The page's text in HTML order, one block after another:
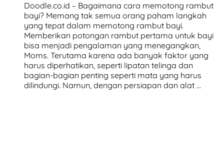
Doodle.co.id – Bagaimana cara memotong rambut
bayi? Memang tak semua orang paham langkah
yang tepat dalam memotong rambut bayi.
Memberikan potongan rambut pertama untuk bayi
bisa menjadi pengalaman yang menegangkan,
Moms. Terutama karena ada banyak faktor yang
harus diperhatikan, seperti lipatan telinga dan
bagian-bagian penting seperti mata yang harus
dilindungi. Namun, dengan persiapan dan alat …